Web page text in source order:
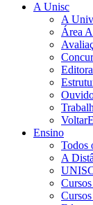
A Unisc
A
Área
Editora
VoltarE
Ensino
Todos
A